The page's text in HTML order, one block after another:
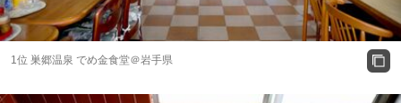
1位 巣郷温泉 でめ金食堂＠岩手県